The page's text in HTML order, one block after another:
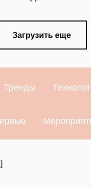
Загрузить еще
Тренды